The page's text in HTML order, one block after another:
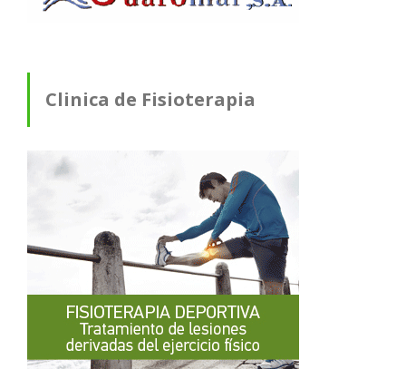
Clinica de Fisioterapia